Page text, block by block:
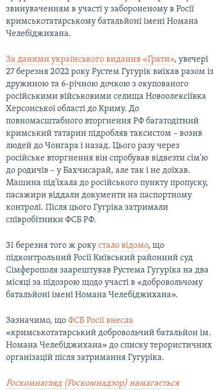
звинуваченням в участі у забороненому в Росії
кримськотатарському батальйоні імені Номана
Челебіджихана.
За даними українського видання «Ґрати», увечері
27 березня 2022 року Рустем Гугурік виїхав разом із
дружиною та 6-річною дочкою з окупованого
російськими військовими селища Новоолексіївка
Херсонської області до Криму. До
повномасштабного вторгнення РФ багатодітний
кримський татарин підробляв таксистом – возив
людей до Чонгара і назад. Цього разу через
російське вторгнення він спробував відвезти сім'ю
до родичів – у Бахчисарай, але так і не доїхав.
Машина під'їхала до російського пункту пропуску,
пасажири віддали документи на паспортному
контролі. Після цього Гугріка затримали
співробітники ФСБ РФ.
31 березня того ж року стало відомо, що
підконтрольний Росії Київський районний суд
Сімферополя заарештував Рустема Гугуріка на два
місяці за підозрою щодо участі в «добровольчому
батальйоні імені Номана Челебіджихана».
Зазначимо, що ФСБ Росії внесла
«кримськотатарський добровольчий батальйон ім.
Номана Челебіджихана» до списку терористичних
організацій після затримання Гугуріка.
Роскомнагляд (Роскомнадзор) намагається